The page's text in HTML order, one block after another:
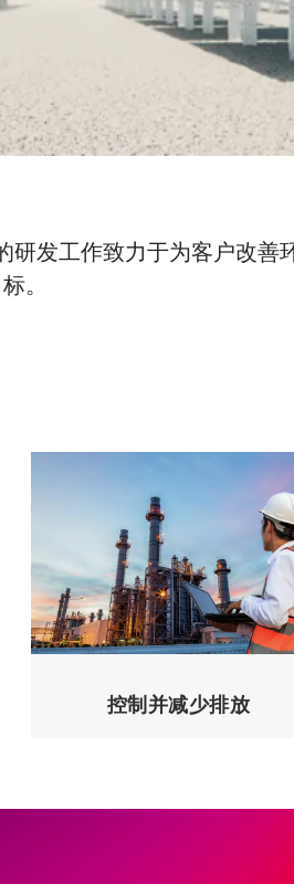
发工作致力于为客户改善
。
控制并减少排放